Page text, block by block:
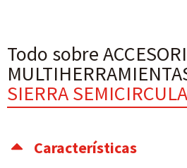
Todo sobre
SIERRA
Características